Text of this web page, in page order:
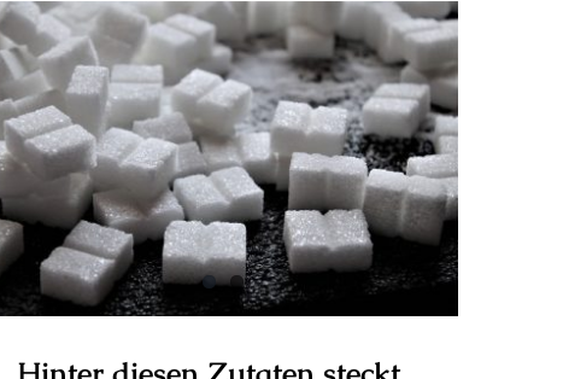
Hinter diesen Zutaten steckt
Zucker! – 61 Begriffe für Zucker!